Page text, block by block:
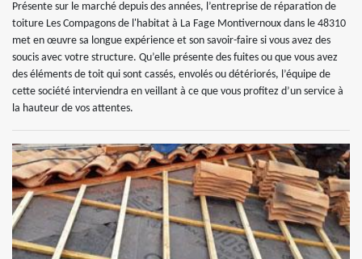
Présente sur le marché depuis des années, l’entreprise de réparation de
toiture Les Compagons de l'habitat à La Fage Montivernoux dans le 48310
met en œuvre sa longue expérience et son savoir-faire si vous avez des
soucis avec votre structure. Qu’elle présente des fuites ou que vous avez
des éléments de toit qui sont cassés, envolés ou détériorés, l’équipe de
cette société interviendra en veillant à ce que vous profitez d’un service à
la hauteur de vos attentes.